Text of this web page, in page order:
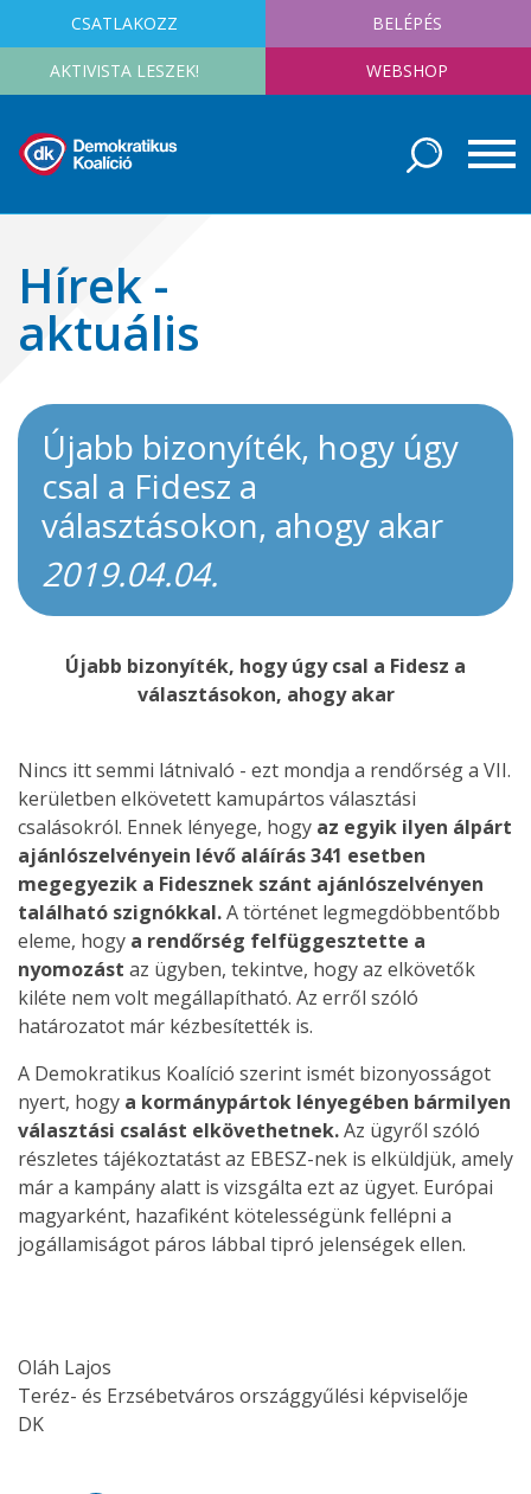
CSATLAKOZZ BELÉPÉS
AKTIVISTA LESZEK! WEBSHOP
Hírek -
aktuális
Újabb bizonyíték, hogy úgy
csal a Fidesz a
választásokon, ahogy akar
2019.04.04.
Újabb bizonyíték, hogy úgy csal a Fidesz a
választásokon, ahogy akar
Nincs itt semmi látnivaló - ezt mondja a rendőrség a VII.
kerületben elkövetett kamupártos választási
csalásokról. Ennek lényege, hogy az egyik ilyen álpárt
ajánlószelvényein lévő aláírás 341 esetben
megegyezik a Fidesznek szánt ajánlószelvényen
található szignókkal.A történet legmegdöbbentőbb
eleme, hogy a rendőrség felfüggesztette a
nyomozást az ügyben, tekintve, hogy az elkövetők
kiléte nem volt megállapítható. Az erről szóló
határozatot már kézbesítették is.
A Demokratikus Koalíció szerint ismét bizonyosságot
nyert, hogy a kormánypártok lényegében bármilyen
választási csalást elkövethetnek.Az ügyről szóló
részletes tájékoztatást az EBESZ-nek is elküldjük, amely
már a kampány alatt is vizsgálta ezt az ügyet. Európai
magyarként, hazafiként kötelességünk fellépni a
jogállamiságot páros lábbal tipró jelenségek ellen.
Oláh Lajos
Teréz- és Erzsébetváros országgyűlési képviselője
DK